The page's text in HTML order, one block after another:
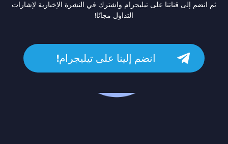
ثم انضم إلى قناتنا على تيليجرام واشترك في النشرة الإخبارية لإشارات
التداول مجانًا!
انضم إلينا على تيليجرام!